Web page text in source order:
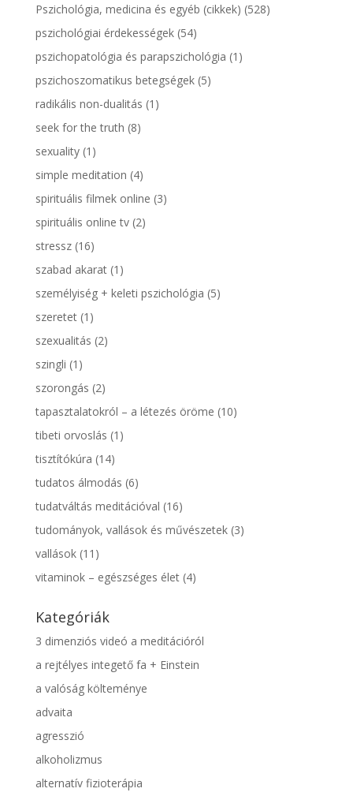
Pszichológia, medicina és egyéb (cikkek) (528)
pszichológiai érdekességek(54)
pszichopatológia és parapszichológia (1)
pszichoszomatikus betegségek(5)
radikális non-dualitás (1)
seek for the truth (8)
sexuality(1)
simple meditation (4)
spirituális filmek online (3)
spirituális online tv(2)
stressz(16)
szabad akarat(1)
személyiség + keleti pszichológia (5)
szeretet(1)
szexualitás (2)
szingli (1)
szorongás (2)
tapasztalatokról – a létezés öröme (10)
tibeti orvoslás (1)
tisztítókúra (14)
tudatos álmodás (6)
tudatváltás meditációval (16)
tudományok, vallások és művészetek(3)
vallások(11)
vitaminok – egészséges élet(4)
Kategóriák
3 dimenziós videó a meditációról
a rejtélyes integető fa + Einstein
a valóság költeménye
advaita
agresszió
alkoholizmus
alternatív fizioterápia